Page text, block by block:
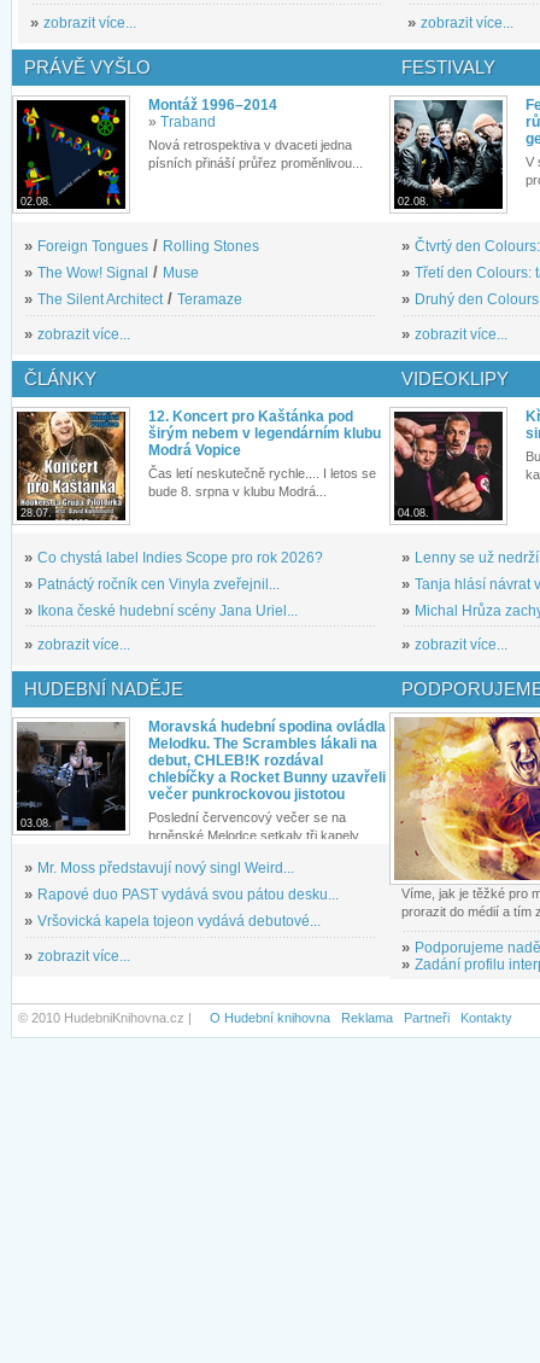
» zobrazit více... » zobrazit více...
PRÁVĚ VYŠLO
02.08.
Montáž 1996–2014
» Traband
Nová retrospektiva v dvaceti jedna
písních přináší průřez proměnlivou...
» Foreign Tongues / Rolling Stones
» The Wow! Signal / Muse
» The Silent Architect/ Teramaze
» zobrazit více...
FESTIVALY
02.08.
V
» Čtvrtý den
» Třetí den Colours:
» Druhý den
» zobrazit více...
ČLÁNKY
28.07.
12. Koncert pro Kaštánka pod
širým nebem v legendárním klubu
Modrá Vopice
Čas letí neskutečně rychle.... I letos se
bude 8. srpna v klubu Modrá...
» Co chystá label Indies Scope pro rok 2026?
» Patnáctý ročník cen Vinyla zveřejnil...
» Ikona české hudební scény Jana Uriel...
» zobrazit více...
VIDEOKLIPY
04.08.
» Lenny se už
» Tanja hlásí návrat
» Michal Hrůza
» zobrazit více...
HUDEBNÍ NADĚJE
03.08.
Moravská hudební spodina ovládla
Melodku. The Scrambles lákali na
debut, CHLEB!K rozdával
chlebíčky a Rocket Bunny uzavřeli
večer punkrockovou jistotou
Poslední červencový večer se na
brněnské Melodce setkaly tři kapely...
» Mr. Moss představují nový singl Weird...
» Rapové duo PAST vydává svou pátou desku...
» Vršovická kapela tojeon vydává debutové...
» zobrazit více...
Víme, jak je těžké pro
prorazit do médií a tím
» Podporujeme
» Zadání profilu
© 2010 HudebniKnihovna.cz | O Hudební knihovna Reklama Partneři Kontakty